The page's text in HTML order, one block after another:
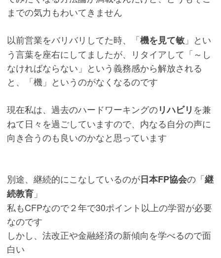
までの気力もわいてきません
以前営業をバリバリしてた時、「機を見て敏 」とい
う言葉を座右にしてましたが、リタイアして「～し
なければならない」という義務感から解放される
と、「機」というのがなくなるのです
現在私は、過去のハードワーキングのリハビリ を兼
ねて日々を過ごしていますので、内なる自分の声に
向き合うのも良いのかなと思っています
別途、継続的にこなしているのが日本FP協会の「継
続教育 」
私もCFPなので２年で30ポイント以上の学習が必要
なのです
しかし、法改正や金融経済の新傾向を学べるので面
白い